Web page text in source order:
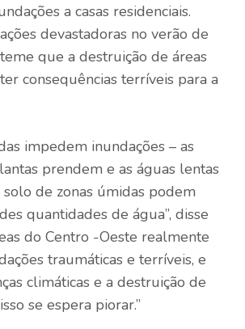
a casas residenciais.
devastadoras no verão de
que a destruição de áreas
consequências terríveis para a
impedem inundações – as
prendem e as águas lentas
solo de zonas úmidas podem
quantidades de água”, disse
do Centro -Oeste realmente
traumáticas e terríveis, e
climáticas e a destruição de
se espera piorar.”